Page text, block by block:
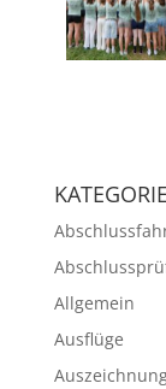
Allgemein
Ausflüge